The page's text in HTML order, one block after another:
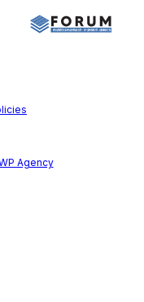
Agency